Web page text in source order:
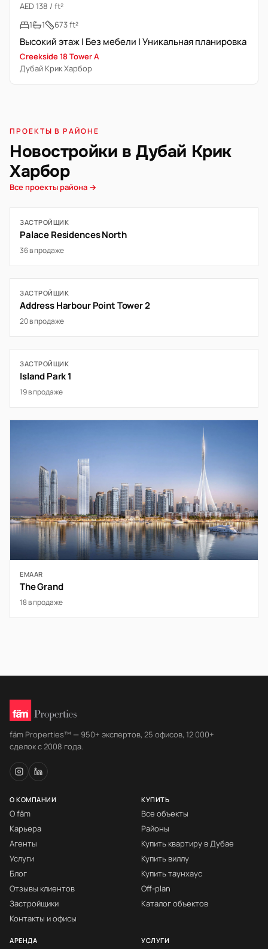
AED 138 / ft²
1
1 673 ft²
Высокий этаж | Без мебели | Уникальная планировка
Creekside 18 Tower A
Дубай Крик Харбор
ПРОЕКТЫ В РАЙОНЕ
Новостройки в Дубай Крик
Харбор
Все проекты района →
ЗАСТРОЙЩИК
Palace Residences North
36 в продаже
ЗАСТРОЙЩИК
Address Harbour Point Tower 2
20 в продаже
ЗАСТРОЙЩИК
Island Park 1
19 в продаже
EMAAR
The Grand
18 в продаже
fäm Properties™ — 950+ экспертов, 25 офисов, 12 000+
сделок с 2008 года.
О КОМПАНИИ
О fäm
Карьера
Агенты
Услуги
Блог
Отзывы клиентов
Застройщики
Контакты и офисы
КУПИТЬ
Все объекты
Районы
Купить квартиру в Дубае
Купить виллу
Купить таунхаус
Off-plan
Каталог объектов
АРЕНДА УСЛУГИ